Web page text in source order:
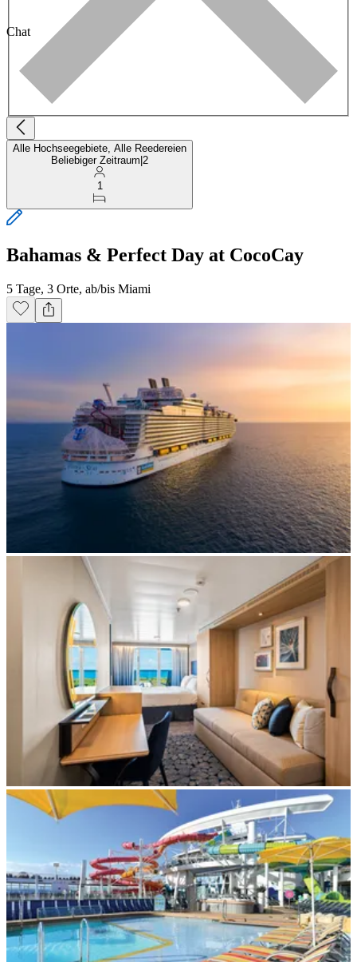
Chat
Alle Hochseegebiete, Alle Reedereien
Beliebiger Zeitraum 2
1
Bahamas & Perfect Day at CocoCay
5 Tage, 3 Orte, ab/bis Miami